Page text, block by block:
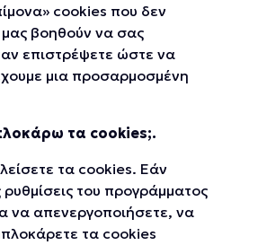
cookies που δεν
βοηθούν να σας
επιστρέψετε ώστε να
μια προσαρμοσμένη
τα cookies;.
τα cookies. Εάν
ρυθμίσεις του προγράμματος
να απενεργοποιήσετε, να
τα cookies